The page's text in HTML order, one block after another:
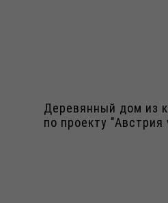
Деревянный дом из
по проекту "Австрия